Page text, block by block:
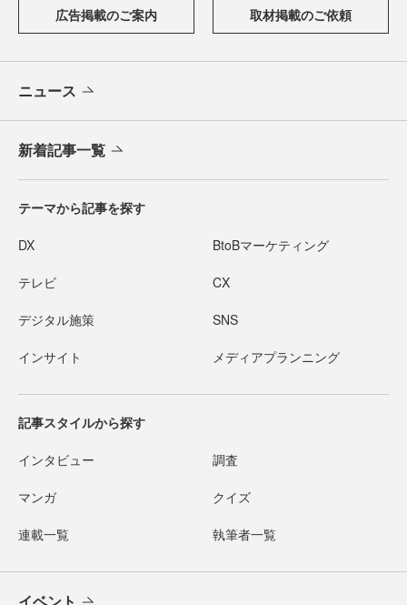
広告掲載のご案内 取材掲載のご依頼
ニュース
新着記事一覧
テーマから記事を探す
DX BtoBマーケティング
テレビ CX
デジタル施策 SNS
インサイト メディアプランニング
記事スタイルから探す
インタビュー 調査
マンガ クイズ
連載一覧 執筆者一覧
イベント